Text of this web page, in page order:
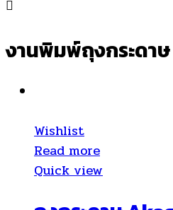
งานพิมพ์ถุงกระดา
Wishlist
Read more
Quick view